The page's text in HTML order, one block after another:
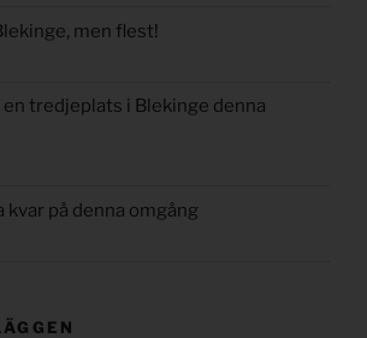
men flest!
tredjeplats i Blekinge denna
kvar på denna omgång